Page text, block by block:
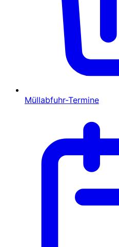
Müllabfuhr-Termine